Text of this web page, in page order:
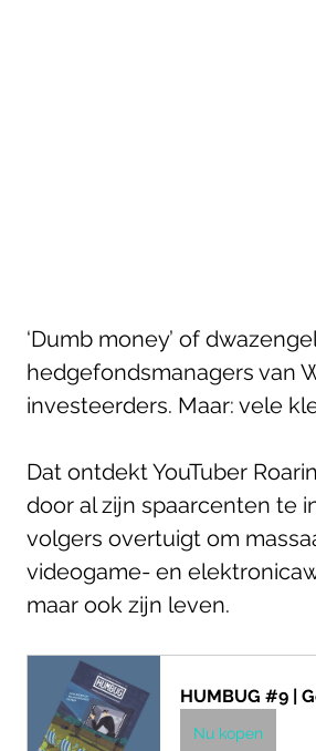
‘Dumb money’ of
hedgefondsmanagers van
investeerders. Maar: vele
Dat ontdekt YouTuber
door al zijn spaarcenten te
volgers overtuigt om
videogame- en
maar ook zijn leven.
HUMBUG #9 |
Nu kopen